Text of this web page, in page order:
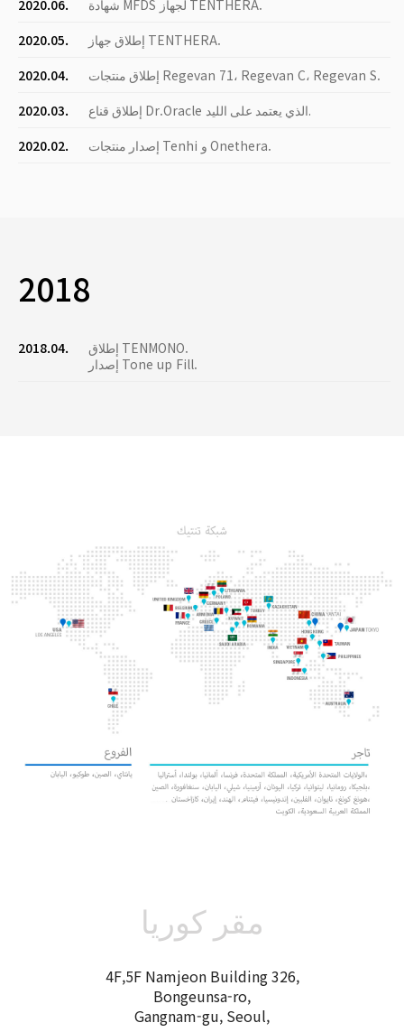
2020.06.
شهادة MFDS لجهاز TENTHERA.
2020.05.
إطلاق جهاز TENTHERA.
2020.04.
إطلاق منتجات Regevan 71، Regevan C، Regevan S.
2020.03.
إطلاق قناع Dr.Oracle الذي يعتمد على الليد.
2020.02.
إصدار منتجات Tenhi و Onethera.
2018
2018.04.
إطلاق TENMONO.
إصدار Tone up Fill.
مقر كوريا
4F,5F Namjeon Building 326,
Bongeunsa-ro,
Gangnam-gu, Seoul,